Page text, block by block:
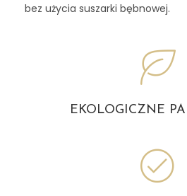
bez użycia suszarki bębnowej.
EKOLOGICZNE